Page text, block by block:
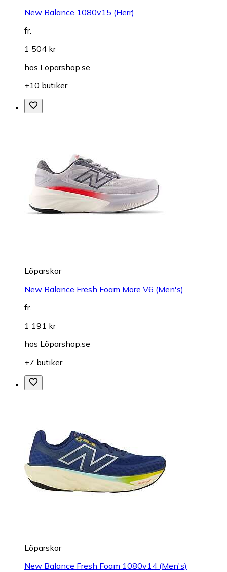
New Balance 1080v15 (Herr)
fr.
1 504 kr
hos Löparshop.se
+10 butiker
Löparskor
New Balance Fresh Foam More V6 (Men's)
fr.
1 191 kr
hos Löparshop.se
+7 butiker
Löparskor
New Balance Fresh Foam 1080v14 (Men's)